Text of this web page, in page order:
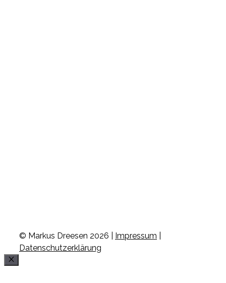
© Markus Dreesen 2026 | Impressum
Datenschutzerklärung
Schließen